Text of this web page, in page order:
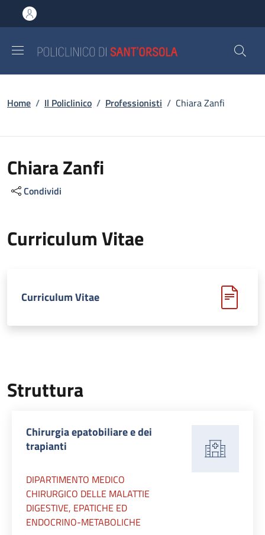
al contenuto principale
to footer content
Briciole di pane
Home / Il Policlinico / Professionisti / Chiara Zanfi
Chiara Zanfi
Condividi
Curriculum Vitae
Curriculum Vitae
Struttura
Chirurgia epatobiliare e dei
trapianti
DIPARTIMENTO MEDICO
CHIRURGICO DELLE MALATTIE
DIGESTIVE, EPATICHE ED
ENDOCRINO-METABOLICHE